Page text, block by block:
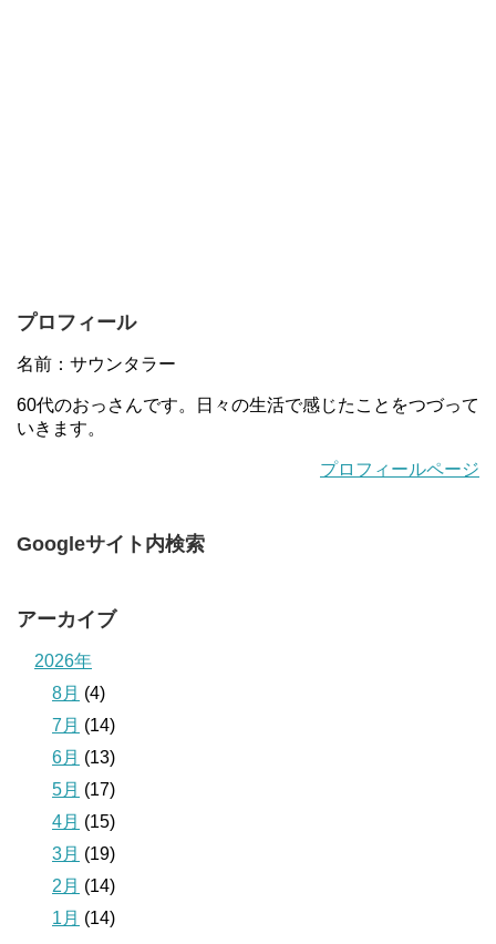
プロフィール
名前：サウンタラー
60代のおっさんです。日々の生活で感じたことをつづって
いきます。
プロフィールページ
Googleサイト内検索
アーカイブ
2026年
8月 (4)
7月 (14)
6月 (13)
5月 (17)
4月 (15)
3月 (19)
2月 (14)
1月 (14)